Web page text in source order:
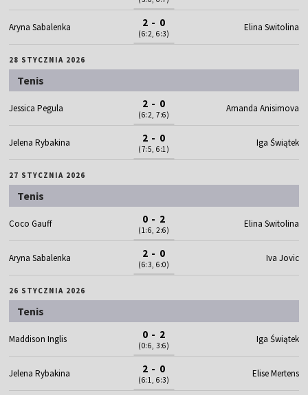
Aryna Sabalenka 2 - 0
(6:2, 6:3)
Elina Switolina
28 STYCZNIA 2026
Tenis
Jessica Pegula 2 - 0
(6:2, 7:6)
Amanda Anisimova
Jelena Rybakina 2 - 0
(7:5, 6:1)
Iga Świątek
27 STYCZNIA 2026
Tenis
Coco Gauff 0 - 2
(1:6, 2:6)
Elina Switolina
Aryna Sabalenka 2 - 0
(6:3, 6:0)
Iva Jovic
26 STYCZNIA 2026
Tenis
Maddison Inglis 0 - 2
(0:6, 3:6)
Iga Świątek
Jelena Rybakina 2 - 0
(6:1, 6:3)
Elise Mertens